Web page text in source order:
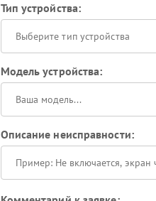
Тип устройства:
Выберите тип устройства
Модель устройства:
Описание неисправности: